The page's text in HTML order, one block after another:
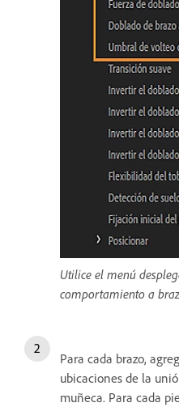
Utilice el menú
comportamiento a
Para cada brazo,
ubicaciones de la
muñeca. Para cada